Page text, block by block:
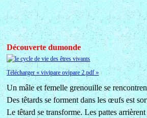
Découverte dumonde
Télécharger « vivipare ovipare 2.pdf »
Un mâle et femelle grenouille se
Des têtards se forment dans les œufs est
Le têtard se transforme. Les pattes